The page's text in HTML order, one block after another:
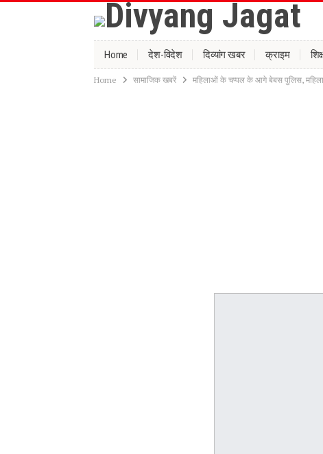
Home देश-विदेश दिव्यांग खबर क्राइम
Home सामाजिक खबरें महिलाओं के चप्पल के आगे बेबस पुलिस, महिला